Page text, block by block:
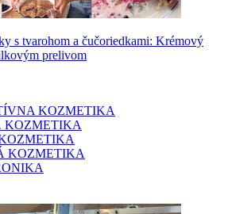
s tvarohom a čučoriedkami: Krémový
prelivom
KOZMETIKA
KOZMETIKA
KOZMETIKA